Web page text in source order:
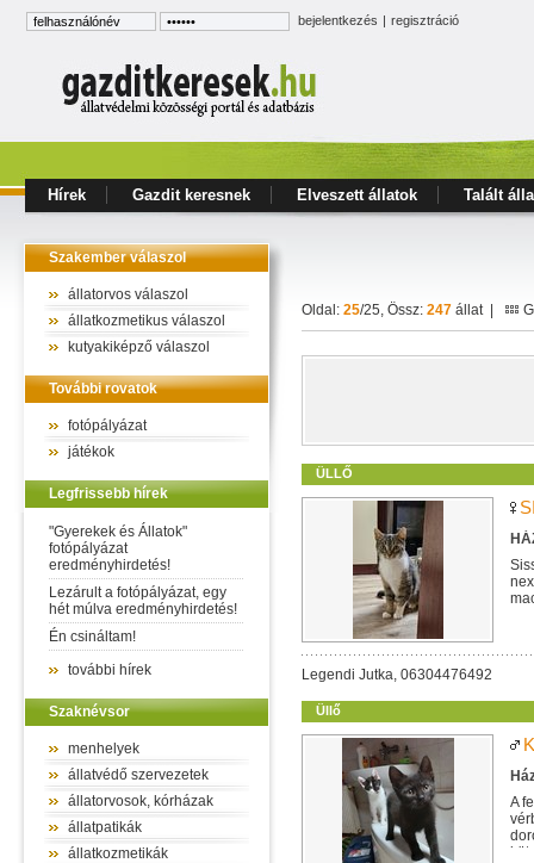
bejelentkezés | regisztráció
Hírek Gazdit keresnek Elveszett állatok Talált
Szakember válaszol
állatorvos válaszol
állatkozmetikus válaszol
kutyakiképző válaszol
További rovatok
fotópályázat
játékok
Legfrissebb hírek
"Gyerekek és Állatok"
fotópályázat
eredményhirdetés!
Lezárult a fotópályázat, egy
hét múlva eredményhirdetés!
Én csináltam!
további hírek
Szaknévsor
menhelyek
állatvédő szervezetek
állatorvosok, kórházak
állatpatikák
állatkozmetikák
Oldal: 25/25, Össz: 247 állat |
ÜLLŐ
Legendi Jutka, 06304476492
Üllő
A